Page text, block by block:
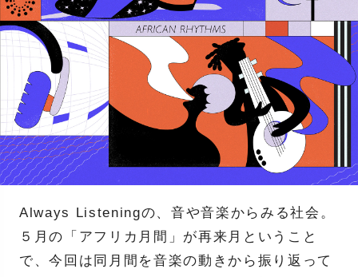
Always Listeningの、音や音楽からみる社会。
５月の「アフリカ月間」が再来月ということ
で、今回は同月間を音楽の動きから振り返って